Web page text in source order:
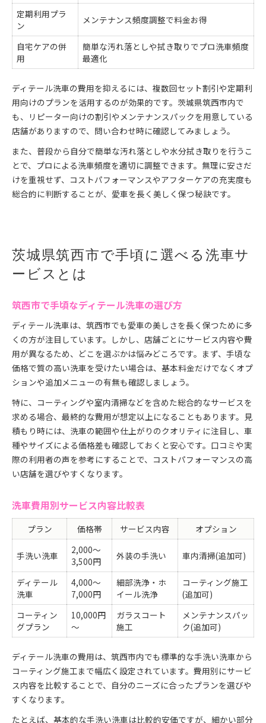
定期利用プラ
ン
メンテナンス頻度調整で料金お得
自宅ケアの併
用
簡単な汚れ落としや拭き取りでプロ洗車頻度
最適化
ディテール洗車の費用を抑えるには、複数回セット割引や定期利
用向けのプランを活用するのが効果的です。茨城県筑西市内で
も、リピーター向けの割引やメンテナンスパックを用意している
店舗がありますので、問い合わせ時に確認してみましょう。
また、普段から自分で簡単な汚れ落としや水分拭き取りを行うこ
とで、プロによる洗車頻度を適切に調整できます。無理に安さだ
けを重視せず、コストパフォーマンスやアフターケアの充実度も
総合的に判断することが、愛車を長く美しく保つ秘訣です。
茨城県筑西市で手頃に選べる洗車サ
ービスとは
筑西市で手頃なディテール洗車の選び方
ディテール洗車は、筑西市でも愛車の美しさを長く保つために多
くの方が注目しています。しかし、店舗ごとにサービス内容や費
用が異なるため、どこを選ぶかは悩みどころです。まず、手頃な
価格で質の高い洗車を受けたい場合は、基本料金だけでなくオプ
ションや追加メニューの有無も確認しましょう。
特に、コーティングや室内清掃などを含めた総合的なサービスを
求める場合、最終的な費用が想定以上になることもあります。見
積もり時には、洗車の範囲や仕上がりのクオリティに注目し、車
種やサイズによる価格差も確認しておくと安心です。口コミや実
際の利用者の声を参考にすることで、コストパフォーマンスの高
い店舗を選びやすくなります。
洗車費用別サービス内容比較表
プラン 価格帯 サービス内容 オプション
手洗い洗車
2,000～
3,500円
外装の手洗い 車内清掃(追加可)
ディテール
洗車
4,000～
7,000円
細部洗浄・ホ
イール洗浄
コーティング施工
(追加可)
コーティン
グプラン
10,000円
～
ガラスコート
施工
メンテナンスパッ
ク(追加可)
ディテール洗車の費用は、筑西市内でも標準的な手洗い洗車から
コーティング施工まで幅広く設定されています。費用別にサービ
ス内容を比較することで、自分のニーズに合ったプランを選びや
すくなります。
たとえば、基本的な手洗い洗車は比較的安価ですが、細かい部分